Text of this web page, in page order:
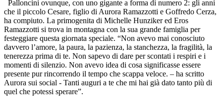
Palloncini ovunque, con uno gigante a forma di numero 2: gli anni
che il piccolo Cesare, figlio di Aurora Ramazzotti e Goffredo Cerza,
ha compiuto. La primogenita di Michelle Hunziker ed Eros
Ramazzotti si trova in montagna con la sua grande famiglia per
festeggiare questa giornata speciale. “Non avevo mai conosciuto
davvero l’amore, la paura, la pazienza, la stanchezza, la fragilità, la
tenerezza prima di te. Non sapevo di dare per scontati i respiri e i
momenti di silenzio. Non avevo idea di cosa significasse essere
presente pur rincorrendo il tempo che scappa veloce. – ha scritto
Aurora sui social - Tanti auguri a te che mi hai già dato tanto più di
quel che potessi sperare”.